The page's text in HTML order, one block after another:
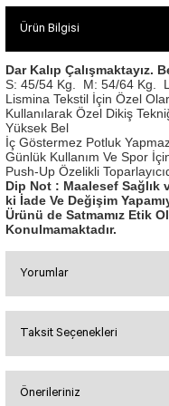
Tayt Kategori 2
Ve Bel Tayt
Cepli Taytlar
Deri Görünümlü Tayt
Tül Detaylı Spor Taytlar
Arkası Büzgülü Tayt
Dekolte Tayt
MODELLİ TAYTLAR
İp Detaylı Spor Taytlar
Arkası Büzgülü Şort
Midi Şort
SEUL TULUM
1 SCRUNCH BUTT TULUM
2 SCRUNCH_ BUTT
MAYORKA TULUM
Oslo Tulum
Sunset Tulum
LUNA BACKLESS TULUM
Çapraz İp Detaylı Tulum
Tek Çapraz Tulum
3 Kollu SCRUNCH BUTT
4 Kollu SCRUNCH BUT Tulum
Desenli Spor Bra
Halkalı Spor Bra
İpli Spor Bra
Viyana Spor Bustiyer
Spor Bustiyer 2
SCULPT LINE SPOR BUSTIYER
Tshirt
Tshirt
V YAKA TSHIRT
Ürün Bilgisi
Dar Kalıp
S: 45/54 Kg.
M: 54/64 Kg.
Lismina Tekstil İçin Özel
Kullanılarak Özel Dikiş
Yüksek Bel
İç Göstermez Potluk
Günlük Kullanım Ve Spor
Push-Up Özelikli
Dip Not : Maalesef Sağlık
ki İade Ve Değişim
Ürünü de Satmamız Etik
Konulmamaktadır.
Yorumlar
Taksit Seçenekleri
Önerileriniz